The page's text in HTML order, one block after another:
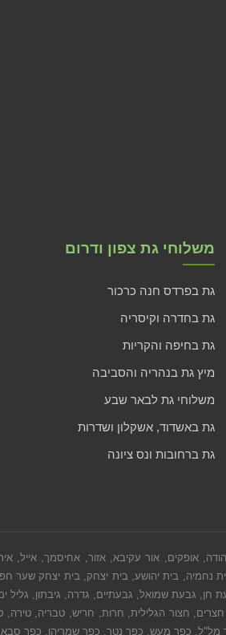
משלוחי גת צפון ודרום
גת בפרדס חנה כרכור
גת בחדרה וקיסריה
גת בחיפה והקריות
מיץ גת בנהריה והסביבה
משלוחי גת לבאר שבע
גת באשדוד, אשקלון ושדרות
גת ברחובות ונס ציונה
אופקים, אור עקיבא, אזור, אחיסמך,
נחמיה, בית יהושע, בית יצחק, בית יצחק שער
שמואל, גבעתיים, גדרה, גיבתון, גליל ים,
חצור הגלילית, חרות, חריש, טבריה, טירה,
מל"ל, כפר מעש, כפר נטר, כפר שמריהו, כפר